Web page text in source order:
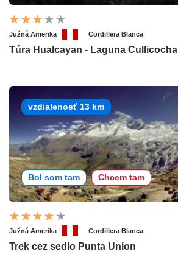
Južná Amerika Cordillera Blanca
Túra Hualcayan - Laguna Cullicocha
vzdialenosť 13 km
Bol som tam Chcem tam
Južná Amerika Cordillera Blanca
Trek cez sedlo Punta Union